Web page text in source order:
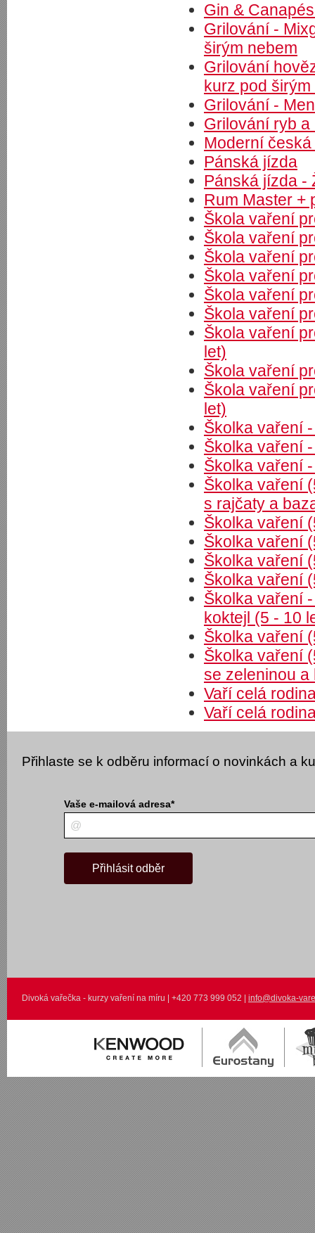
Gin &
Grilování -
širým nebem
Grilování
kurz pod širým
Grilování -
Grilování ryb
Moderní
Pánská jízda
Pánská jízda -
Rum Master +
Škola vaření
Škola vaření
Škola vaření
Škola vaření
Škola vaření
Škola vaření
Škola vaření
let)
Škola vaření
Škola vaření
let)
Školka vaření
Školka vaření
Školka vaření
Školka vaření
s rajčaty a
Školka vaření
Školka vaření
Školka vaření
Školka vaření
Školka vaření
koktejl (5 - 10
Školka vaření
Školka vaření
se zeleninou
Vaří celá
Vaří celá
Přihlaste se k odběru informací o novinkách a
Divoká vařečka - kurzy vaření na míru | +420 773 999 052 | info@divoka-